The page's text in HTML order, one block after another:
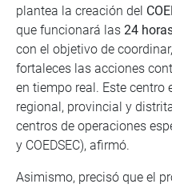
plantea la creación del
que funcionará las 24
con el objetivo de
fortaleces las acciones
en tiempo real. Este
regional, provincial y
centros de operaciones
y COEDSEC), afirmó.
Asimismo, precisó que el